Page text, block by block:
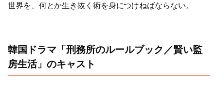
世界を、何とか生き抜く術を身につけねばならない。
韓国ドラマ「刑務所のルールブック／賢い監
房生活」のキャスト